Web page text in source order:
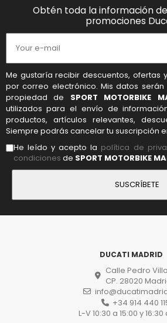
Obtén toda la información
promociones
Me gustaría recibir descuentos, ofertas
por correo electrónico. Mis datos
propiedad de SPORT MOTORBIKE
utilizados para el envío de
productos, artículos relevantes,
Siempre podrás cancelar tu suscripción
He leído y acepto la política de
condiciones de SPORT MOTORBIKE
DUCATI MADRID
Calle Pedro
CP. 28020
+34 914 440
L-V 10:30 a 15:00 y